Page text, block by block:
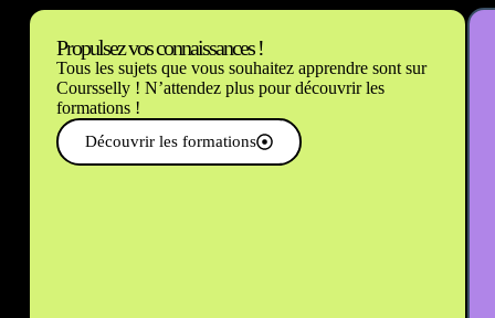
Propulsez vos connaissances !
Tous les sujets que vous souhaitez apprendre sont sur
Coursselly ! N’attendez plus pour découvrir les
formations !
Découvrir les formations